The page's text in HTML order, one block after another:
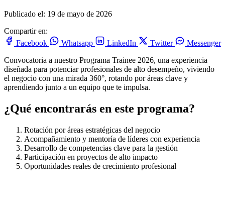
Publicado el: 19 de mayo de 2026
Compartir en:
Facebook
Whatsapp LinkedIn Twitter
Messenger
Convocatoria a nuestro Programa Trainee 2026, una experiencia
diseñada para potenciar profesionales de alto desempeño, viviendo
el negocio con una mirada 360°, rotando por áreas clave y
aprendiendo junto a un equipo que te impulsa.
¿Qué encontrarás en este programa?
Rotación por áreas estratégicas del negocio
Acompañamiento y mentoría de líderes con experiencia
Desarrollo de competencias clave para la gestión
Participación en proyectos de alto impacto
Oportunidades reales de crecimiento profesional